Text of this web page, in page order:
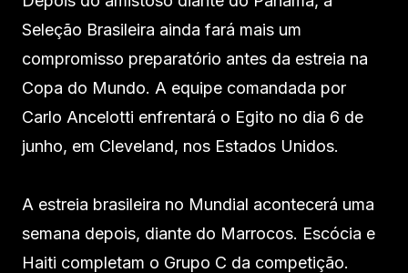
Seleção Brasileira ainda fará mais um
compromisso preparatório antes da estreia na
Copa do Mundo. A equipe comandada por
Carlo Ancelotti enfrentará o Egito no dia 6 de
junho, em Cleveland, nos Estados Unidos.
A estreia brasileira no Mundial acontecerá uma
semana depois, diante do Marrocos. Escócia e
Haiti completam o Grupo C da competição.